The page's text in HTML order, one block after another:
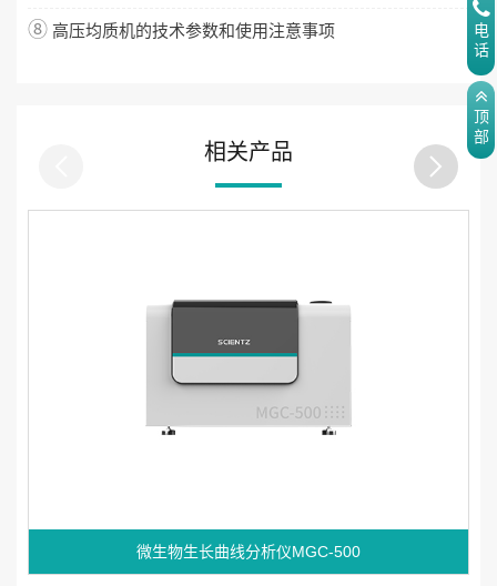
⑧ 高压均质机的技术参数和使用注意事项
相关产品
微生物生长曲线分析仪MGC-500
电
话
顶
部